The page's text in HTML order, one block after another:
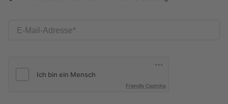
E-Mail-Adresse
Friendly Captcha